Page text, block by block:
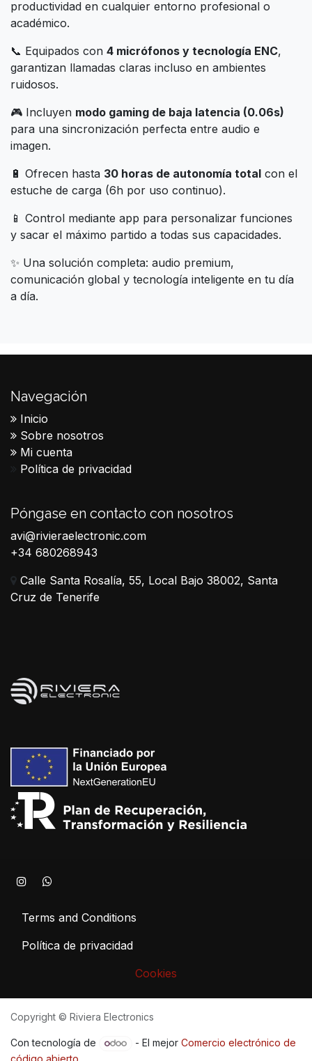
productividad en cualquier entorno profesional o
académico.
📞 Equipados con 4 micrófonos y tecnología ENC,
garantizan llamadas claras incluso en ambientes
ruidosos.
🎮 Incluyen modo gaming de baja latencia (0.06s)
para una sincronización perfecta entre audio e
imagen.
🔋 Ofrecen hasta 30 horas de autonomía total con el
estuche de carga (6h por uso continuo).
📱 Control mediante app para personalizar funciones
y sacar el máximo partido a todas sus capacidades.
✨ Una solución completa: audio premium,
comunicación global y tecnología inteligente en tu día
a día.
Navegación
Inicio
Sobre nosotros
Mi cuenta
Política de privacidad
Póngase en contacto con nosotros
avi@rivieraelectronic.com
+34 680268943
Calle Santa Rosalía, 55, Local Bajo 38002, Santa
Cruz de Tenerife
Terms and Conditions
Política de privacidad
Cookies
Copyright © Riviera Electronics
Con tecnología de - El mejorComercio electrónico de
código abierto